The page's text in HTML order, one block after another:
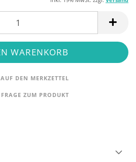
AUF DEN MERKZETTEL
FRAGE ZUM PRODUKT